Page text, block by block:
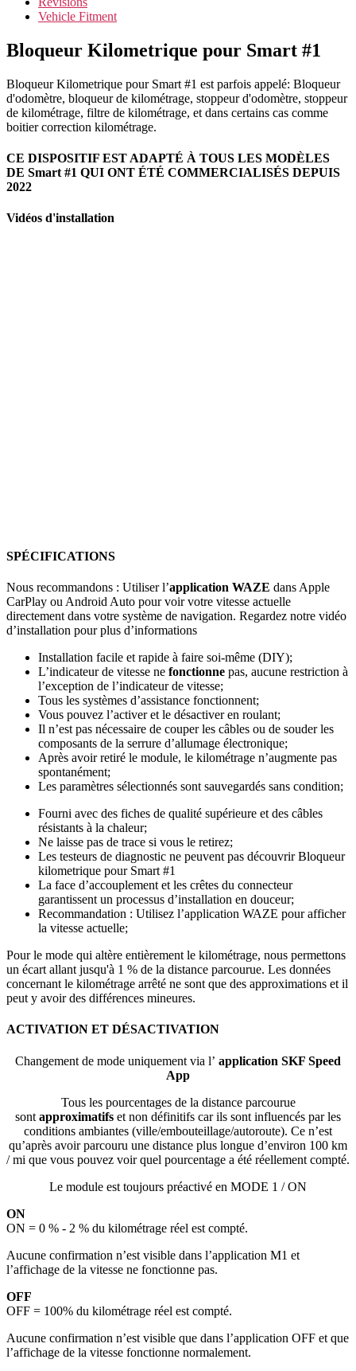
Vehicle Fitment
Bloqueur Kilometrique pour Smart #1
Bloqueur Kilometrique pour Smart #1 est parfois appelé: Bloqueur
d'odomètre, bloqueur de kilométrage, stoppeur d'odomètre, stoppeur
de kilométrage, filtre de kilométrage, et dans certains cas comme
boitier correction kilométrage.
CE DISPOSITIF EST ADAPTÉ À TOUS LES MODÈLES
DE Smart #1 QUI ONT ÉTÉ COMMERCIALISÉS DEPUIS
2022
Vidéos d'installation
SPÉCIFICATIONS
Nous recommandons : Utiliser l’application WAZE dans Apple
CarPlay ou Android Auto pour voir votre vitesse actuelle
directement dans votre système de navigation. Regardez notre vidéo
d’installation pour plus d’informations
Installation facile et rapide à faire soi-même (DIY);
L’indicateur de vitesse ne fonctionne pas, aucune restriction à
l’exception de l’indicateur de vitesse;
Tous les systèmes d’assistance fonctionnent;
Vous pouvez l’activer et le désactiver en roulant;
Il n’est pas nécessaire de couper les câbles ou de souder les
composants de la serrure d’allumage électronique;
Après avoir retiré le module, le kilométrage n’augmente pas
spontanément;
Les paramètres sélectionnés sont sauvegardés sans condition;
Fourni avec des fiches de qualité supérieure et des câbles
résistants à la chaleur;
Ne laisse pas de trace si vous le retirez;
Les testeurs de diagnostic ne peuvent pas découvrir Bloqueur
kilometrique pour Smart #1
La face d’accouplement et les crêtes du connecteur
garantissent un processus d’installation en douceur;
Recommandation : Utilisez l’application WAZE pour afficher
la vitesse actuelle;
Pour le mode qui altère entièrement le kilométrage, nous permettons
un écart allant jusqu'à 1 % de la distance parcourue. Les données
concernant le kilométrage arrêté ne sont que des approximations et il
peut y avoir des différences mineures.
ACTIVATION ET DÉSACTIVATION
Changement de mode uniquement via l’ application SKF Speed
App
Tous les pourcentages de la distance parcourue
sont approximatifs et non définitifs car ils sont influencés par les
conditions ambiantes (ville/embouteillage/autoroute). Ce n’est
qu’après avoir parcouru une distance plus longue d’environ 100 km
/ mi que vous pouvez voir quel pourcentage a été réellement compté.
Le module est toujours préactivé en MODE 1 / ON
ON
ON = 0 % - 2 % du kilométrage réel est compté.
Aucune confirmation n’est visible dans l’application M1 et
l’affichage de la vitesse ne fonctionne pas.
OFF
OFF = 100% du kilométrage réel est compté.
Aucune confirmation n’est visible que dans l’application OFF et que
l’affichage de la vitesse fonctionne normalement.